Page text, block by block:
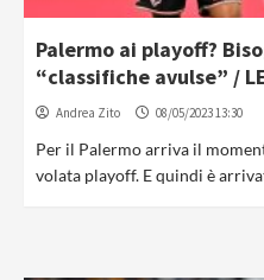
Palermo ai playoff?
“classifiche avulse” /
Andrea Zito 08/05/2023 13:30
Per il Palermo arriva il
volata playoff. E quindi è